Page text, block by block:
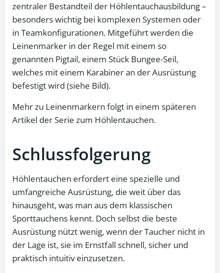
zentraler Bestandteil der Höhlentauchausbildung –
besonders wichtig bei komplexen Systemen oder
in Teamkonfigurationen. Mitgeführt werden die
Leinenmarker in der Regel mit einem so
genannten Pigtail, einem Stück Bungee-Seil,
welches mit einem Karabiner an der Ausrüstung
befestigt wird (siehe Bild).
Mehr zu Leinenmarkern folgt in einem späteren
Artikel der Serie zum Höhlentauchen.
Schlussfolgerung
Höhlentauchen erfordert eine spezielle und
umfangreiche Ausrüstung, die weit über das
hinausgeht, was man aus dem klassischen
Sporttauchens kennt. Doch selbst die beste
Ausrüstung nützt wenig, wenn der Taucher nicht in
der Lage ist, sie im Ernstfall schnell, sicher und
praktisch intuitiv einzusetzen.